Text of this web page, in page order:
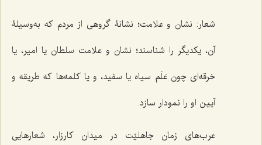
شعار: نشان و علامت؛ نشانۀ گروهی از مردم که به‌وسیلۀ
آن، یکدیگر را شناسند؛ نشان و علامت سلطان یا امیر، یا
خرقه‌ای چون عَلَم سیاه یا سفید، و یا کلمه‌ها که طریقه و
آیین او را نمودار سازد.
عرب‌های زمان جاهلیّت در میدان کارزار، شعارهایی